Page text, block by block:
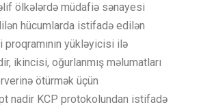
ölkələrdə müdafiə sənayesi
hücumlarda istifadə edilən
yükləyicisi ilə
ikincisi, oğurlanmış məlumatları
ötürmək üçün
nadir KCP protokolundan istifadə